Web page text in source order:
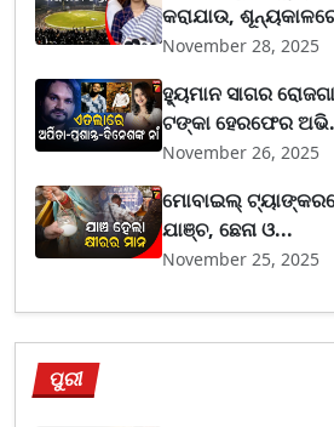
କରାଯାଉ,
November 28, 2025
ହ୍ୟୁମାନ ସାଗର
ଟଙ୍କା ହେରଫେର
November 26, 2025
ମୋବାଇଲ୍
ଯାଞ୍ଚ, ଛେନା ଓ...
November 25, 2025
ପୁରୀ